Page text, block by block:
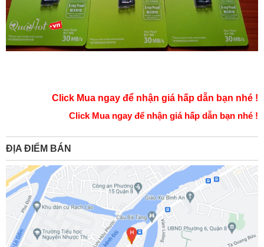
Click Mua ngay để nhận giá hấp dẫn bạn nhé !
Click Mua ngay để nhận giá hấp dẫn bạn nhé !
ĐỊA ĐIỂM BÁN